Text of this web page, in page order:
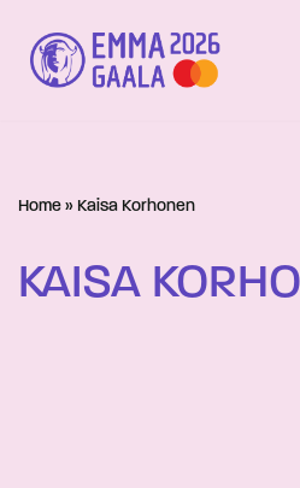
Siirry
suoraan
Home » Kaisa Korhonen
KAISA